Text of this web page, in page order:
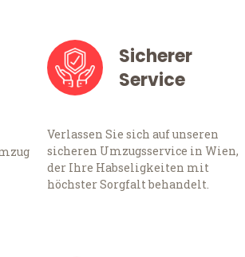
Sicherer
Service
Verlassen Sie sich auf unseren
sicheren Umzugsservice in Wien,
der Ihre Habseligkeiten mit
höchster Sorgfalt behandelt.